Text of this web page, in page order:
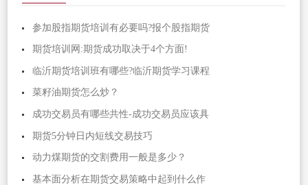
参加股指期货培训有必要吗?报个股指期货
期货培训网:期货成功取决于4个方面!
临沂期货培训班有哪些?临沂期货学习课程
菜籽油期货怎么炒？
成功交易员有哪些共性-成功交易员应该具
期货5分钟日内短线交易技巧
动力煤期货的交割费用一般是多少？
基本面分析在期货交易策略中起到什么作